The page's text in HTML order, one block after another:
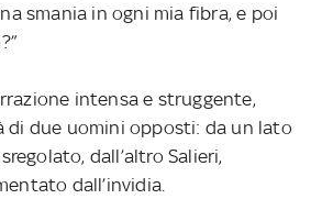
smania in ogni mia fibra, e poi
intensa e struggente,
di due uomini opposti: da un lato
dall’altro Salieri,
dall’invidia.